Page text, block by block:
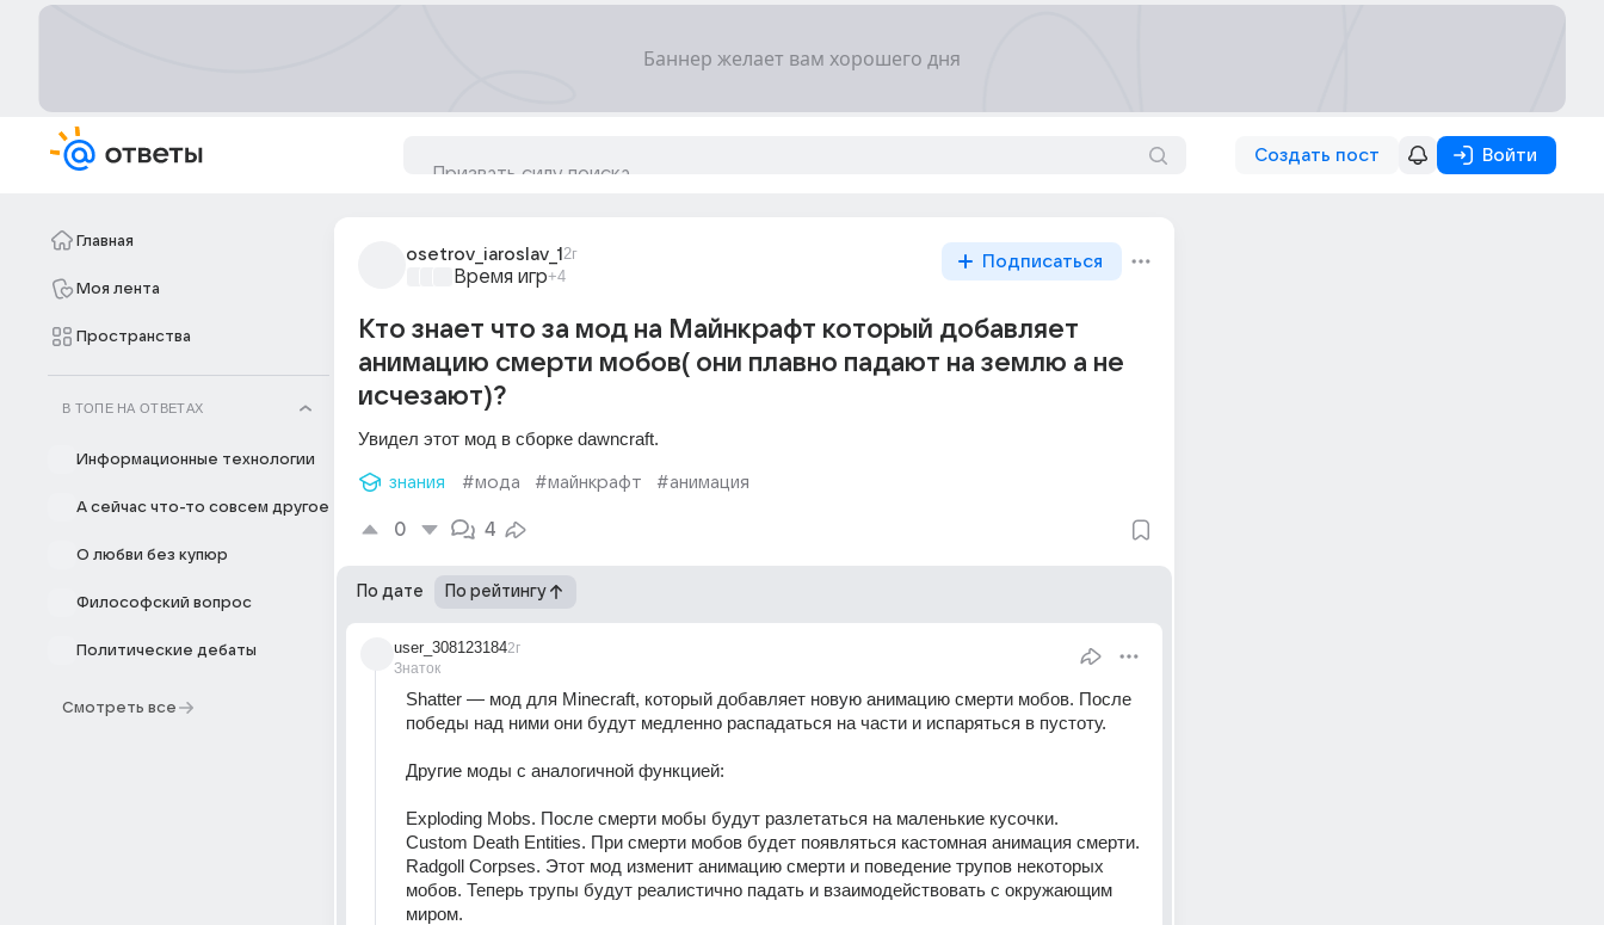
Создать пост Войти
Главная
Моя лента
Пространства
В ТОПЕ НА ОТВЕТАХ
Информационные технологии
А сейчас что-то совсем другое
О любви без купюр
Философский вопрос
Политические дебаты
Смотреть все
osetrov_iaroslav_1 2г
Время игр+4
Подписаться
Кто знает что за мод на Майнкрафт который добавляет
анимацию смерти мобов( они плавно падают на землю а не
исчезают)?
Увидел этот мод в сборке dawncraft.
знания #мода #майнкрафт #анимация
0 4
По дате По рейтингу
user_308123184
Знаток
2г
Shatter — мод для Minecraft, который добавляет новую анимацию смерти мобов. После
победы над ними они будут медленно распадаться на части и испаряться в пустоту.
Другие моды с аналогичной функцией:
Exploding Mobs. После смерти мобы будут разлетаться на маленькие кусочки.
Custom Death Entities. При смерти мобов будет появляться кастомная анимация смерти.
Radgoll Corpses. Этот мод изменит анимацию смерти и поведение трупов некоторых
мобов. Теперь трупы будут реалистично падать и взаимодействовать с окружающим
миром.